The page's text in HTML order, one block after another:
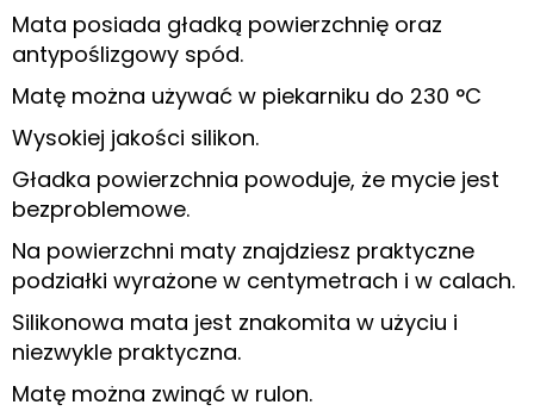
Mata posiada gładką powierzchnię oraz
antypoślizgowy spód.
Matę można używać w piekarniku do 230 °C
Wysokiej jakości silikon.
Gładka powierzchnia powoduje, że mycie jest
bezproblemowe.
Na powierzchni maty znajdziesz praktyczne
podziałki wyrażone w centymetrach i w calach.
Silikonowa mata jest znakomita w użyciu i
niezwykle praktyczna.
Matę można zwinąć w rulon.